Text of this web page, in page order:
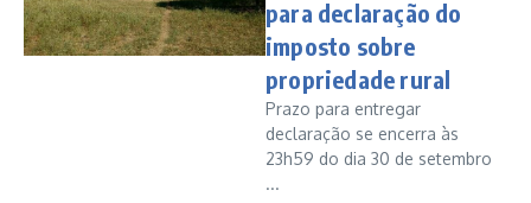
para declaração do
imposto sobre
propriedade rural
Prazo para entregar
declaração se encerra às
23h59 do dia 30 de setembro
...